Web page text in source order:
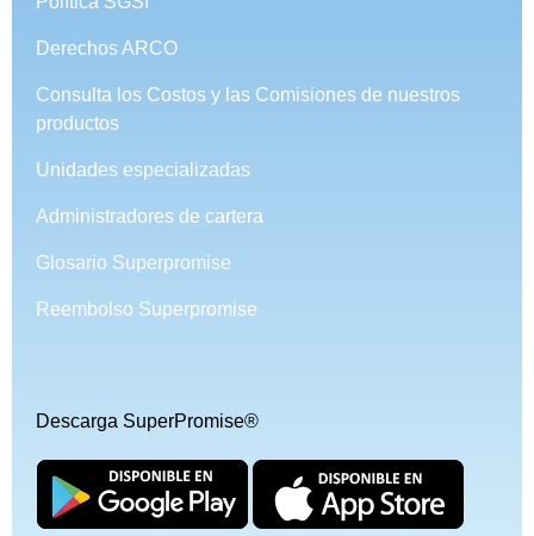
Derechos ARCO
Consulta los Costos y las Comisiones de nuestros
productos
Unidades especializadas
Administradores de cartera
Glosario Superpromise
Reembolso Superpromise
Descarga SuperPromise®